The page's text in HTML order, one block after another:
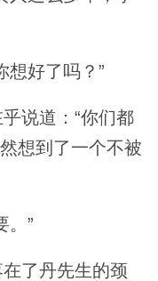
好了吗？”
说道：“你们都
想到了一个不被
。”
了丹先生的颈